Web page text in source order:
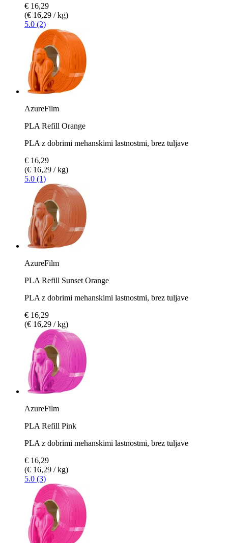
€ 16,29
(€ 16,29 / kg)
5.0 (2)
AzureFilm
PLA Refill Orange
PLA z dobrimi mehanskimi lastnostmi, brez tuljave
€ 16,29
(€ 16,29 / kg)
5.0 (1)
AzureFilm
PLA Refill Sunset Orange
PLA z dobrimi mehanskimi lastnostmi, brez tuljave
€ 16,29
(€ 16,29 / kg)
AzureFilm
PLA Refill Pink
PLA z dobrimi mehanskimi lastnostmi, brez tuljave
€ 16,29
(€ 16,29 / kg)
5.0 (3)